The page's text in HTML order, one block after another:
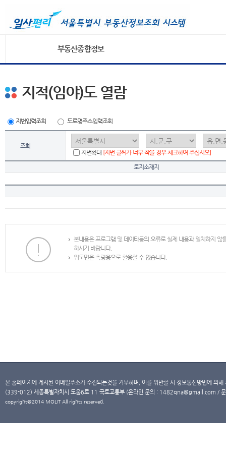
부동산종합정보
지적(임야)도 열람
지번입력조회 도로명주소입력조회
조회
지번확대 [지번 글씨가 너무 작을 경우 체크하여 주십시오]
토지소재지
본내용은 프로그램 및 데이타등의 오류로 실제 내용과 일치하지
하시기 바랍니다.
위도면은 측량용으로 활용할 수 없습니다.
본 홈페이지에 게시된 이메일주소가 수집되는것을 거부하며, 이를 위반할 시 정보통신망법에 의
(339-012) 세종특별자치시 도움6로 11 국토교통부 (온라인 문의 : 1482qna@gmail.com /
copyright@2014 MOLIT All rights reserved.